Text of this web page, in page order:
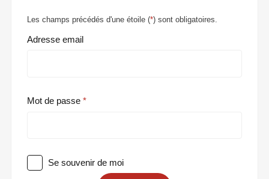
Les champs précédés d'une étoile (*) sont obligatoires.
Adresse email
Mot de passe
Se souvenir de moi